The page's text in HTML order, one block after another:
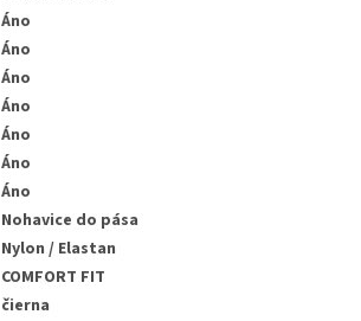
Áno
Áno
Áno
Áno
Áno
Áno
Áno
Nohavice do pása
Nylon / Elastan
COMFORT FIT
čierna